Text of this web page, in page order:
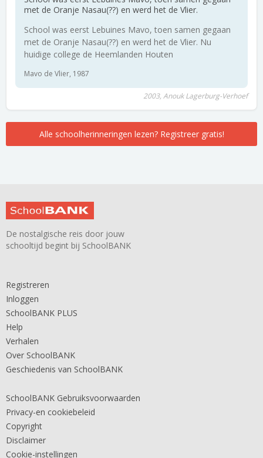
met de Oranje Nasau(??) en werd het de Vlier.
School was eerst Lebuines Mavo, toen samen gegaan
met de Oranje Nasau(??) en werd het de Vlier. Nu
huidige college de Heemlanden Houten
Mavo de Vlier, 1987
2003, Anouk Lagerburg-Verhoef
Alle schoolherinneringen lezen? Registreer gratis!
De nostalgische reis door jouw
schooltijd begint bij SchoolBANK
Registreren
Inloggen
SchoolBANK PLUS
Help
Verhalen
Over SchoolBANK
Geschiedenis van SchoolBANK
SchoolBANK Gebruiksvoorwaarden
Privacy-en cookiebeleid
Copyright
Disclaimer
Cookie-instellingen